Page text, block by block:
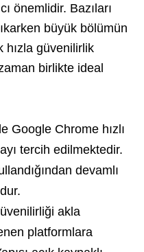
önemlidir. Bazıları
büyük bölümün
hızla güvenilirlik
birlikte ideal
Google Chrome hızlı
tercih edilmektedir.
devamlı
akla
platformlara